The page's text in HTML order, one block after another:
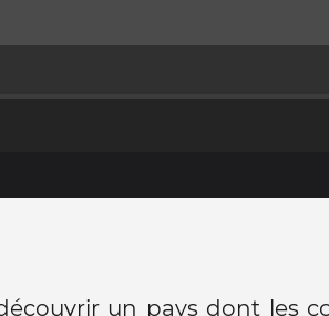
un pays dont les